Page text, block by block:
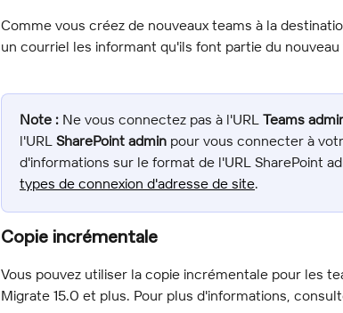
Comme vous créez de nouveaux teams à la
un courriel les informant qu'ils font partie du nouveau
Note : Ne vous connectez pas à l'URL Teams
l'URL SharePoint admin pour vous connecter à
d'informations sur le format de l'URL SharePoint
types de connexion d'adresse de site.
Copie incrémentale
Vous pouvez utiliser la copie incrémentale pour les
Migrate 15.0 et plus. Pour plus d'informations,